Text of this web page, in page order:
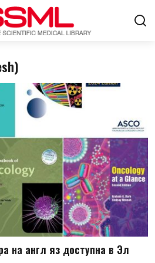
регистр
на англ яз доступна в Эл